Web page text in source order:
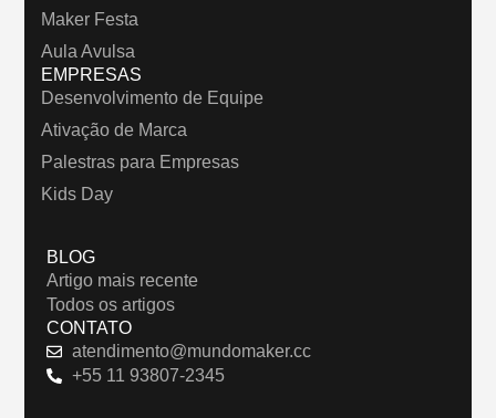
Maker Festa
Aula Avulsa
EMPRESAS
Desenvolvimento de Equipe
Ativação de Marca
Palestras para Empresas
Kids Day
BLOG
Artigo mais recente
Todos os artigos
CONTATO
atendimento@mundomaker.cc
+55 11 93807-2345